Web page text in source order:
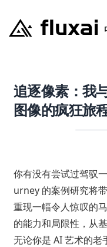
追逐像素：我
图像的疯狂旅
你有没有尝试过驾驭
urney 的案例研究将
重现一幅令人惊叹的
的能力和局限性，从
无论你是 AI 艺术的老